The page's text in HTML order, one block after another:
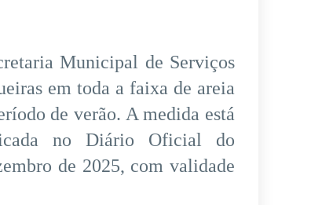
Municipal de Serviços
em toda a faixa de areia
de verão. A medida está
no Diário Oficial do
de 2025, com validade